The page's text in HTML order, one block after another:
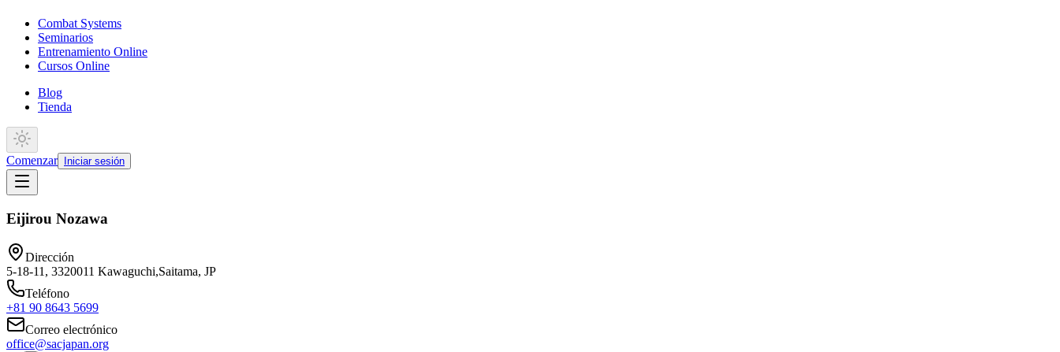
Combat Systems
Seminarios
Entrenamiento Online
Cursos Online
Blog
Tienda
Comenzar Iniciar sesión
Eijirou Nozawa
Dirección
5-18-11, 3320011 Kawaguchi,Saitama, JP
Teléfono
+81 90 8643 5699
Correo electrónico
office@sacjapan.org